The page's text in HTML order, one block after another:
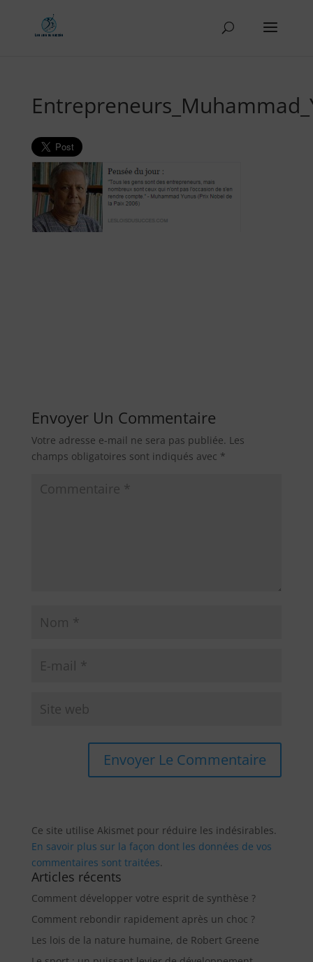
Envoyer Un Commentaire
Votre adresse e-mail ne sera pas publiée. Les
champs obligatoires sont indiqués avec *
Ce site utilise Akismet pour réduire les indésirables.
En savoir plus sur la façon dont les données de vos
commentaires sont traitées.
Articles récents
Comment développer votre esprit de synthèse ?
Comment rebondir rapidement après un choc ?
Les lois de la nature humaine, de Robert Greene